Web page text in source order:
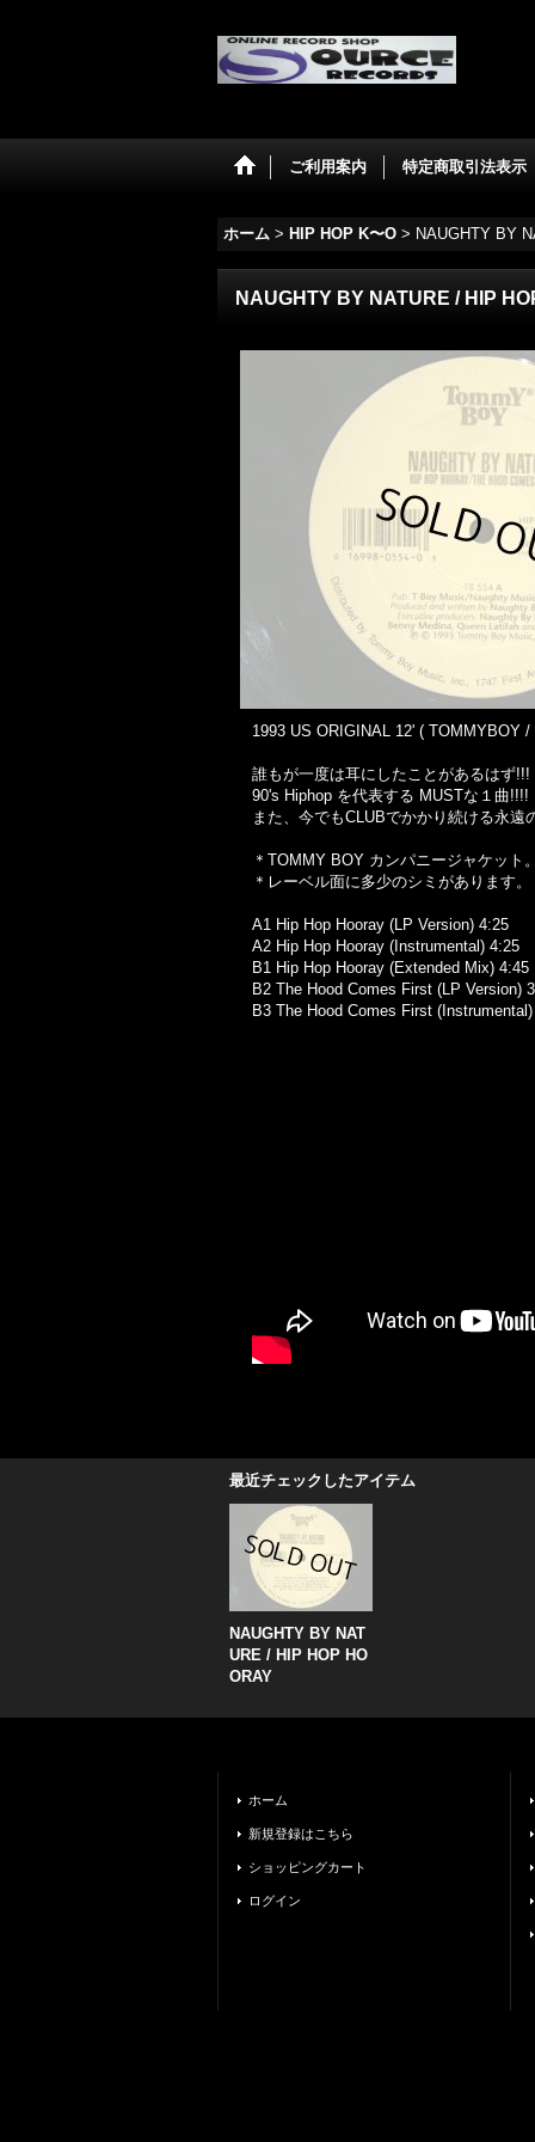
ご利用案内 特定商取引法表示
ホーム > HIP HOP K〜O > NAUGHTY BY
NAUGHTY BY NATURE / HIP
1993 US ORIGINAL 12' ( TOMMYBOY
誰もが一度は耳にしたことがあるはず!!!
90's Hiphop を代表する MUSTな１曲!!!!
また、今でもCLUBでかかり続ける永
＊TOMMY BOY カンパニージャケット
＊レーベル面に多少のシミがあります。
A1 Hip Hop Hooray (LP Version) 4:25
A2 Hip Hop Hooray (Instrumental) 4:25
B1 Hip Hop Hooray (Extended Mix) 4:45
B2 The Hood Comes First (LP Version)
B3 The Hood Comes First
最近チェックしたアイテム
NAUGHTY BY NAT
URE / HIP HOP HO
ORAY
ホーム
新規登録はこちら
ショッピングカート
ログイン